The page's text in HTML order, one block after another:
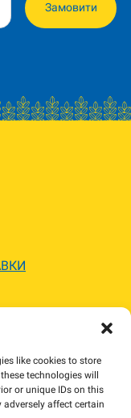
like cookies to store
technologies will
or unique IDs on this
affect certain
Замовити
від їхнього